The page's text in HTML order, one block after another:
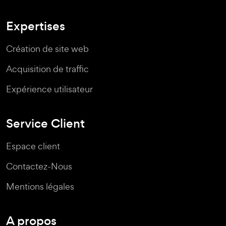
Expertises
Création de site web
Acquisition de traffic
Expérience utilisateur
Service Client
Espace client
Contactez-Nous
Mentions légales
A propos